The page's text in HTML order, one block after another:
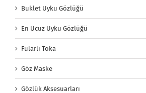
Buklet Uyku Gözlüğü
En Ucuz Uyku Gözlüğü
Fularlı Toka
Göz Maske
Gözlük Aksesuarları